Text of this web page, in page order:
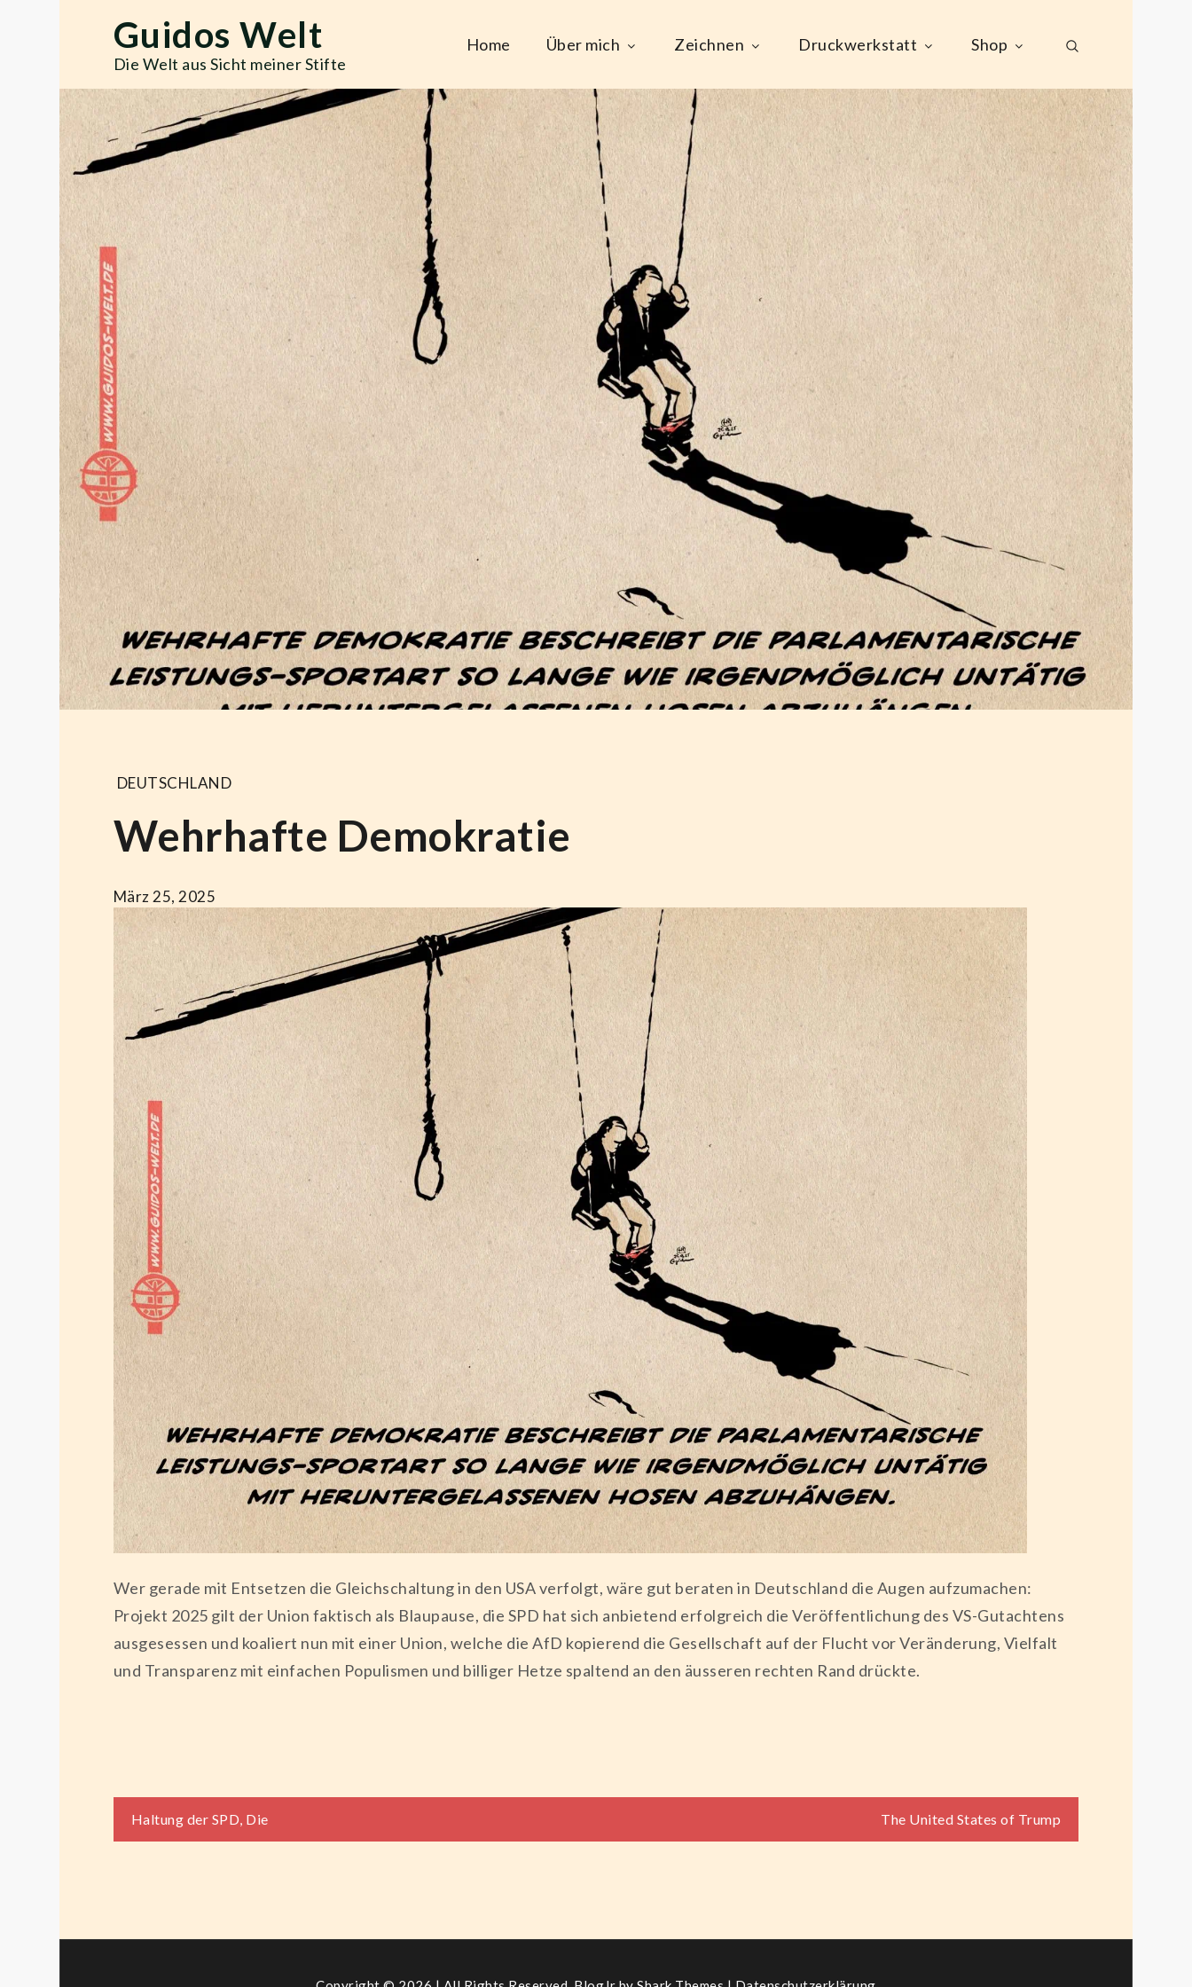
Guidos Welt
Die Welt aus Sicht meiner Stifte
Home Über mich Zeichnen Druckwerkstatt Shop
DEUTSCHLAND
Wehrhafte Demokratie
März 25, 2025
Wer gerade mit Entsetzen die Gleichschaltung in den USA verfolgt, wäre gut beraten in Deutschland die Augen aufzumachen:
Projekt 2025 gilt der Union faktisch als Blaupause, die SPD hat sich anbietend erfolgreich die Veröffentlichung des VS-Gutachtens
ausgesessen und koaliert nun mit einer Union, welche die AfD kopierend die Gesellschaft auf der Flucht vor Veränderung, Vielfalt
und Transparenz mit einfachen Populismen und billiger Hetze spaltend an den äusseren rechten Rand drückte.
Beitragsnavigation
Haltung der SPD, Die The United States of Trump